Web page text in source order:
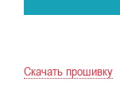
Скачать прошивку